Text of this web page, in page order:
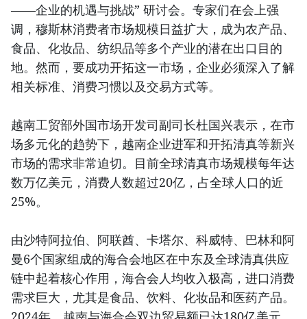
——企业的机遇与挑战” 研讨会。专家们在会上强
调，穆斯林消费者市场规模日益扩大，成为农产品、
食品、化妆品、纺织品等多个产业的潜在出口目的
地。然而，要成功开拓这一市场，企业必须深入了解
相关标准、消费习惯以及交易方式等。
越南工贸部外国市场开发司副司长杜国兴表示，在市
场多元化的趋势下，越南企业进军和开拓清真等新兴
市场的需求非常迫切。目前全球清真市场规模每年达
数万亿美元，消费人数超过20亿，占全球人口的近
25%。
由沙特阿拉伯、阿联酋、卡塔尔、科威特、巴林和阿
曼6个国家组成的海合会地区在中东及全球清真供应
链中起着核心作用，海合会人均收入极高，进口消费
需求巨大，尤其是食品、饮料、化妆品和医药产品。